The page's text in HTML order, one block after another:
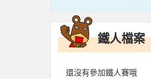
鐵人檔案
還沒有參加鐵人賽哦